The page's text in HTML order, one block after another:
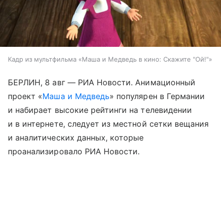
Кадр из мультфильма «Маша и Медведь в кино: Скажите "Ой!"»
БЕРЛИН, 8 авг — РИА Новости. Анимационный
проект «Маша и Медведь» популярен в Германии
и набирает высокие рейтинги на телевидении
и в интернете, следует из местной сетки вещания
и аналитических данных, которые
проанализировало РИА Новости.